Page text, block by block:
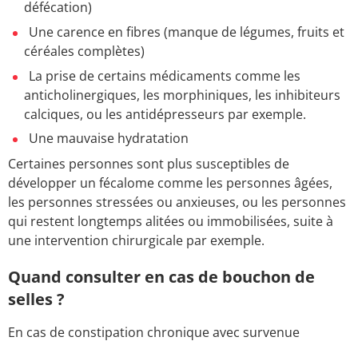
défécation)
Une carence en fibres (manque de légumes, fruits et
céréales complètes)
La prise de certains médicaments comme les
anticholinergiques, les morphiniques, les inhibiteurs
calciques, ou les antidépresseurs par exemple.
Une mauvaise hydratation
Certaines personnes sont plus susceptibles de
développer un fécalome comme les personnes âgées,
les personnes stressées ou anxieuses, ou les personnes
qui restent longtemps alitées ou immobilisées, suite à
une intervention chirurgicale par exemple.
Quand consulter en cas de bouchon de
selles ?
En cas de constipation chronique avec survenue